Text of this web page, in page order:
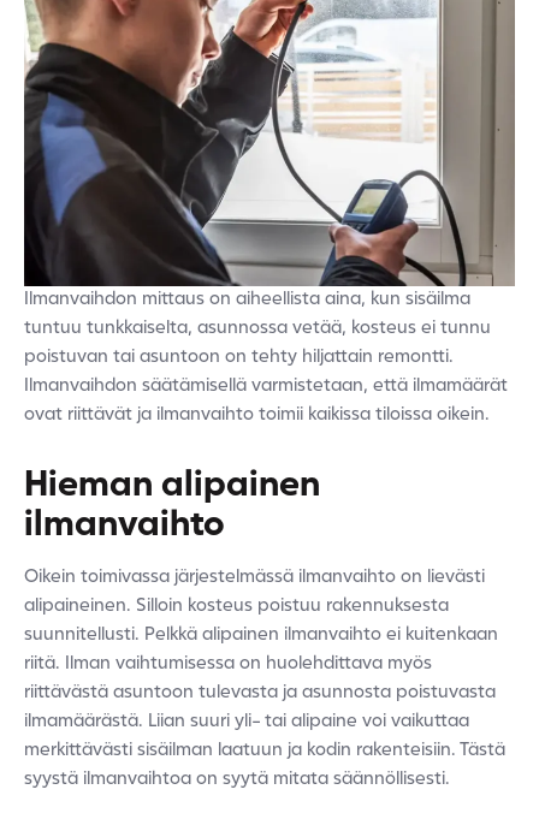
Ilmanvaihdon mittaus on aiheellista aina, kun sisäilma
tuntuu tunkkaiselta, asunnossa vetää, kosteus ei tunnu
poistuvan tai asuntoon on tehty hiljattain remontti.
Ilmanvaihdon säätämisellä varmistetaan, että ilmamäärät
ovat riittävät ja ilmanvaihto toimii kaikissa tiloissa oikein.
Hieman alipainen
ilmanvaihto
Oikein toimivassa järjestelmässä ilmanvaihto on lievästi
alipaineinen. Silloin kosteus poistuu rakennuksesta
suunnitellusti. Pelkkä alipainen ilmanvaihto ei kuitenkaan
riitä. Ilman vaihtumisessa on huolehdittava myös
riittävästä asuntoon tulevasta ja asunnosta poistuvasta
ilmamäärästä. Liian suuri yli- tai alipaine voi vaikuttaa
merkittävästi sisäilman laatuun ja kodin rakenteisiin. Tästä
syystä ilmanvaihtoa on syytä mitata säännöllisesti.